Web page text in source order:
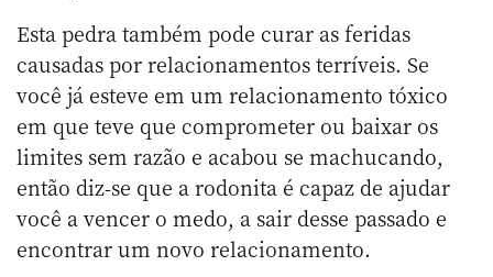
Esta pedra também pode curar as feridas
causadas por relacionamentos terríveis. Se
você já esteve em um relacionamento tóxico
em que teve que comprometer ou baixar os
limites sem razão e acabou se machucando,
então diz-se que a rodonita é capaz de ajudar
você a vencer o medo, a sair desse passado e
encontrar um novo relacionamento.